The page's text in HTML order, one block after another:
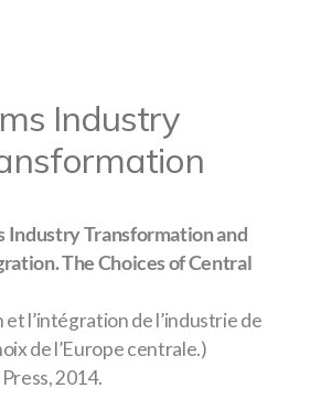
Industry
Industry Transformation and
The Choices of Central
l’intégration de l’industrie de
de l’Europe centrale.)
2014.